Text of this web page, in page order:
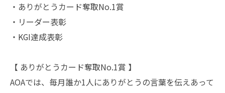
・ありがとうカード奪取No.1賞
・リーダー表彰
・KGI達成表彰
【 ありがとうカード奪取No.1賞 】
AOAでは、毎月誰か1人にありがとうの言葉を伝えあって